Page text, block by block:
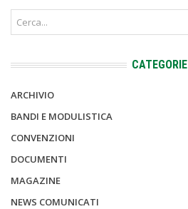
CATEGORIE
ARCHIVIO
BANDI E MODULISTICA
CONVENZIONI
DOCUMENTI
MAGAZINE
NEWS COMUNICATI